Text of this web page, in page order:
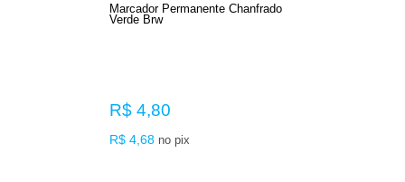
Marcador Permanente Chanfrado
Verde Brw
R$ 4,80
R$ 4,68 no pix